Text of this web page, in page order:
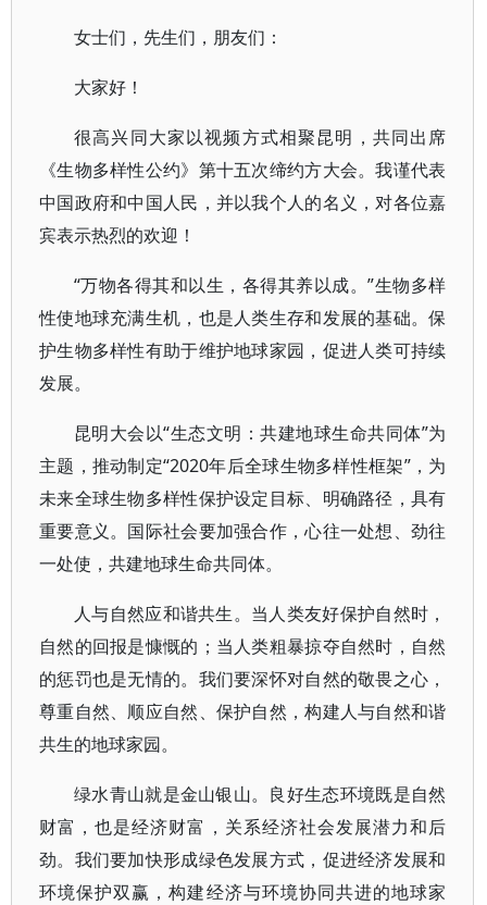
女士们，先生们，朋友们：
大家好！
很高兴同大家以视频方式相聚昆明，共同出席
《生物多样性公约》第十五次缔约方大会。我谨代表
中国政府和中国人民，并以我个人的名义，对各位嘉
宾表示热烈的欢迎！
“万物各得其和以生，各得其养以成。”生物多样
性使地球充满生机，也是人类生存和发展的基础。保
护生物多样性有助于维护地球家园，促进人类可持续
发展。
昆明大会以“生态文明：共建地球生命共同体”为
主题，推动制定“2020年后全球生物多样性框架”，为
未来全球生物多样性保护设定目标、明确路径，具有
重要意义。国际社会要加强合作，心往一处想、劲往
一处使，共建地球生命共同体。
人与自然应和谐共生。当人类友好保护自然时，
自然的回报是慷慨的；当人类粗暴掠夺自然时，自然
的惩罚也是无情的。我们要深怀对自然的敬畏之心，
尊重自然、顺应自然、保护自然，构建人与自然和谐
共生的地球家园。
绿水青山就是金山银山。良好生态环境既是自然
财富，也是经济财富，关系经济社会发展潜力和后
劲。我们要加快形成绿色发展方式，促进经济发展和
环境保护双赢，构建经济与环境协同共进的地球家